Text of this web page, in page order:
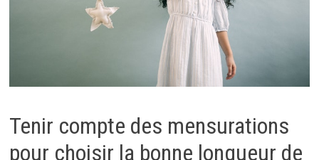
Tenir compte des mensurations
pour choisir la bonne longueur de